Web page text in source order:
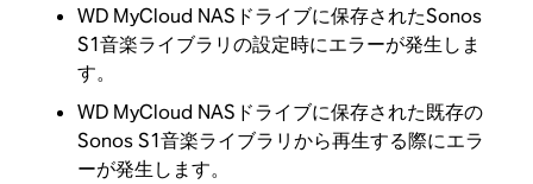
WD MyCloud NASドライブに保存されたSonos
S1音楽ライブラリの設定時にエラーが発生しま
す。
WD MyCloud NASドライブに保存された既存の
Sonos S1音楽ライブラリから再生する際にエラ
ーが発生します。